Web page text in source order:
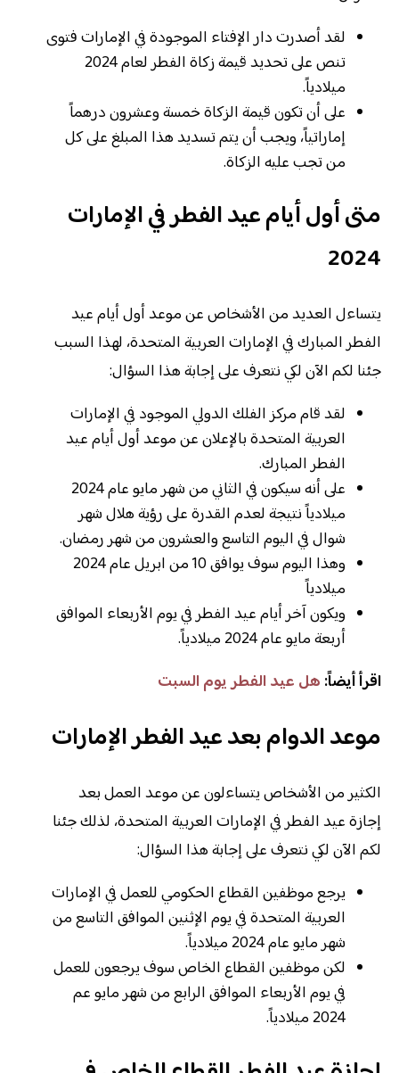
لقد أصدرت دار الإفتاء الموجودة في الإمارات فتوى
تنص على تحديد قيمة زكاة الفطر لعام 2024
ميلادياً.
على أن تكون قيمة الزكاة خمسة وعشرون درهماً
إماراتياً، ويجب أن يتم تسديد هذا المبلغ على كل
من تجب عليه الزكاة.
متى أول أيام عيد الفطر في الإمارات
2024
يتساءل العديد من الأشخاص عن موعد أول أيام عيد
الفطر المبارك في الإمارات العربية المتحدة، لهذا السبب
جئنا لكم الآن لكي نتعرف على إجابة هذا السؤال:
لقد قام مركز الفلك الدولي الموجود في الإمارات
العربية المتحدة بالإعلان عن موعد أول أيام عيد
الفطر المبارك.
على أنه سيكون في الثاني من شهر مايو عام 2024
ميلادياً نتيجة لعدم القدرة على رؤية هلال شهر
شوال في اليوم التاسع والعشرون من شهر رمضان.
وهذا اليوم سوف يوافق 10 من ابريل عام 2024
ميلادياً
ويكون آخر أيام عيد الفطر في يوم الأربعاء الموافق
أربعة مايو عام 2024 ميلادياً.
اقرأ أيضاً: هل عيد الفطر يوم السبت
موعد الدوام بعد عيد الفطر الإمارات
الكثير من الأشخاص يتساءلون عن موعد العمل بعد
إجازة عيد الفطر في الإمارات العربية المتحدة، لذلك جئنا
لكم الآن لكي نتعرف على إجابة هذا السؤال:
يرجع موظفين القطاع الحكومي للعمل في الإمارات
العربية المتحدة في يوم الإثنين الموافق التاسع من
شهر مايو عام 2024 ميلادياً.
لكن موظفين القطاع الخاص سوف يرجعون للعمل
في يوم الأربعاء الموافق الرابع من شهر مايو عم
2024 ميلادياً.